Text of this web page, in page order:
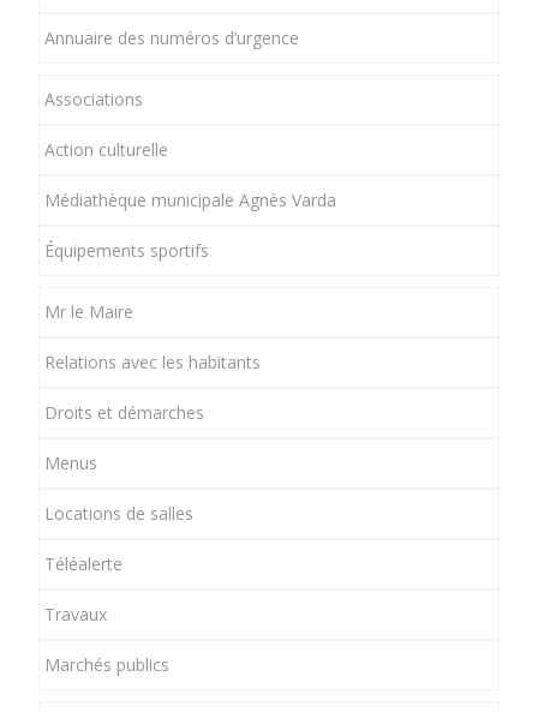
Annuaire des numéros d’urgence
Associations
Action culturelle
Médiathèque municipale Agnès Varda
Équipements sportifs
Mr le Maire
Relations avec les habitants
Droits et démarches
Menus
Locations de salles
Téléalerte
Travaux
Marchés publics